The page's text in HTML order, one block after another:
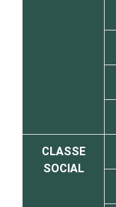
CLASSE
SOCIAL